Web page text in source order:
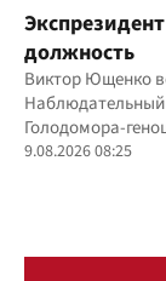
должность
Виктор Ющенко
Наблюдательный
Голодомора-
9.08.2026 08:25